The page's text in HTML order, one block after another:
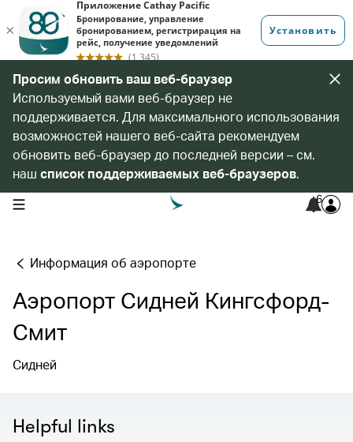
Просим обновить ваш веб-браузер
Используемый вами веб-браузер не
поддерживается. Для максимального использования
возможностей нашего веб-сайта рекомендуем
обновить веб-браузер до последней версии – см.
наш список поддерживаемых веб-браузеров.
open navigation menu 6
Информация об аэропорте
Аэропорт Сидней Кингсфорд-
Смит
Сидней
Helpful links